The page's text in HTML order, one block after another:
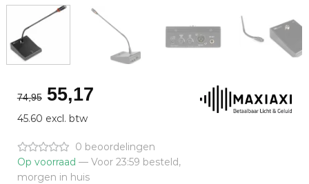
74,95 Oorspronkelijke
prijs
was:
€74,95.
55,17Huidige
€55,17.
45.60 excl. btw
0 beoordelingen
Op voorraad — Voor 23:59 besteld,
morgen in huis